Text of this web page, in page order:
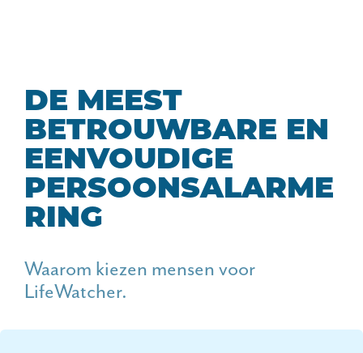
DE MEEST
BETROUWBARE EN
EENVOUDIGE
PERSOONSALARME
RING
Waarom kiezen mensen voor
LifeWatcher.